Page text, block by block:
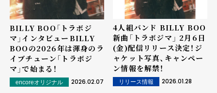
BILLY BOO「トラボジ
マ」インタビュー――BILLY
BOOの2026年は渾身のラ
イブチューン「トラボジ
マ」で始まる！
encoreオリジナル 2026.02.07
4人組バンド BILLY BOO
新曲「トラボジマ」 2月6日
(金)配信リリース決定！ジ
ャケット写真、キャンペー
ン情報を解禁！
リリース情報 2026.01.28